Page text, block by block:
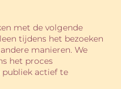
met de volgende
tijdens het bezoeken
manieren. We
het proces
publiek actief te